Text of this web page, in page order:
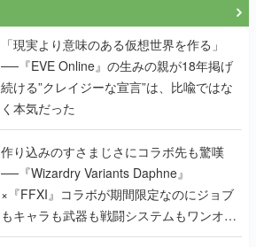
「現実より意味のある仮想世界を作る」
──『EVE Online』の生みの親が18年掲げ
続ける”クレイジーな宣言”は、比喩ではな
く本気だった
作り込みのすさまじさにコラボ先も驚嘆
──『Wizardry Variants Daphne』
×『FFXI』コラボが期間限定なのにジョブ
もキャラも武器も戦闘システムもワンオフ
で作り込まれた理由を両ディレクターに聞